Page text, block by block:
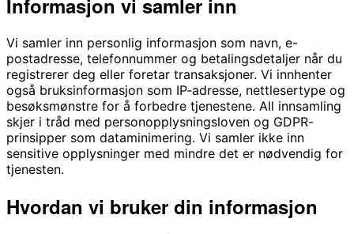
Vi samler inn personlig informasjon som navn, e-
postadresse, telefonnummer og betalingsdetaljer når du
registrerer deg eller foretar transaksjoner. Vi innhenter
også bruksinformasjon som IP-adresse, nettlesertype og
besøksmønstre for å forbedre tjenestene. All innsamling
skjer i tråd med personopplysningsloven og GDPR-
prinsipper som dataminimering. Vi samler ikke inn
sensitive opplysninger med mindre det er nødvendig for
tjenesten.
Hvordan vi bruker din informasjon